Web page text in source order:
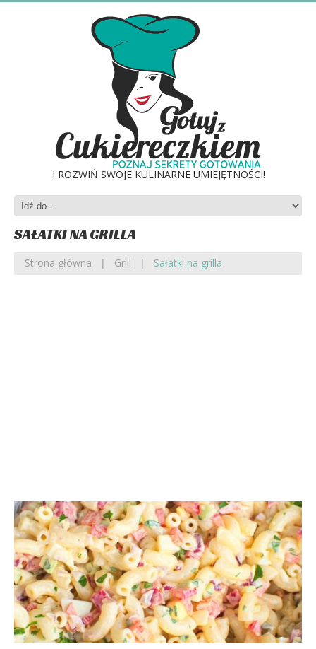
I ROZWIŃ SWOJE KULINARNE UMIEJĘTNOŚCI!
SAŁATKI NA GRILLA
Strona główna Grill Sałatki na grilla